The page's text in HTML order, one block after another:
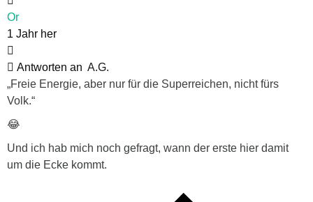
Or
1 Jahr her
Antworten an A.G.
„Freie Energie, aber nur für die Superreichen, nicht fürs
Volk.“
😂
Und ich hab mich noch gefragt, wann der erste hier damit
um die Ecke kommt.